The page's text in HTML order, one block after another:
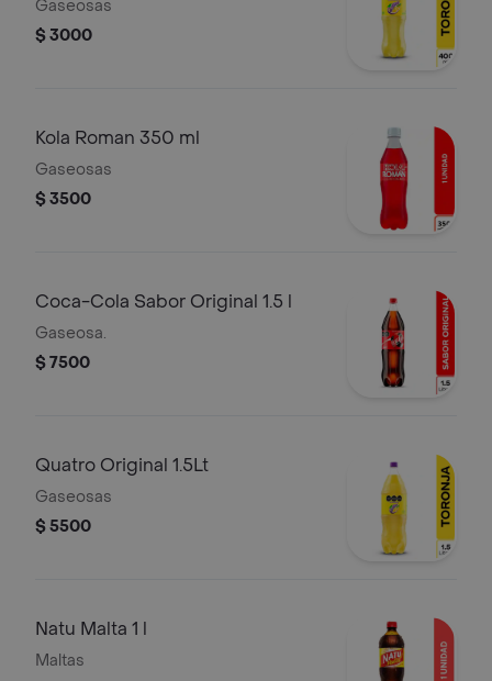
Gaseosas
$ 3000
Kola Roman 350 ml
Gaseosas
$ 3500
Coca-Cola Sabor Original 1.5 l
Gaseosa.
$ 7500
Quatro Original 1.5Lt
Gaseosas
$ 5500
Natu Malta 1 l
Maltas